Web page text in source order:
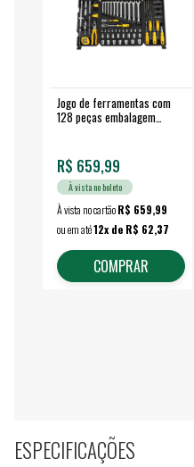
Jogo de ferramentas com
128 peças embalagem
R$ 659,99
À vista no boleto
À vista no cartãoR$ 659,99
ou em até12x de R$ 62,37
COMPRAR
ESPECIFICAÇÕES